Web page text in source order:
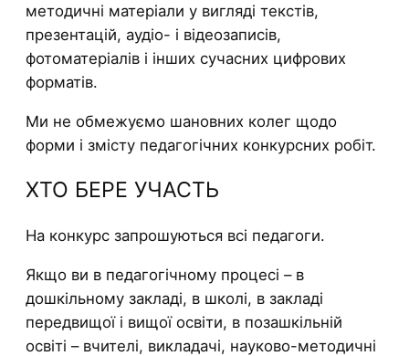
методичні матеріали у вигляді текстів,
презентацій, аудіо- і відеозаписів,
фотоматеріалів і інших сучасних цифрових
форматів.
Ми не обмежуємо шановних колег щодо
форми і змісту педагогічних конкурсних робіт.
ХТО БЕРЕ УЧАСТЬ
На конкурс запрошуються всі педагоги.
Якщо ви в педагогічному процесі – в
дошкільному закладі, в школі, в закладі
передвищої і вищої освіти, в позашкільній
освіті – вчителі, викладачі, науково-методичні